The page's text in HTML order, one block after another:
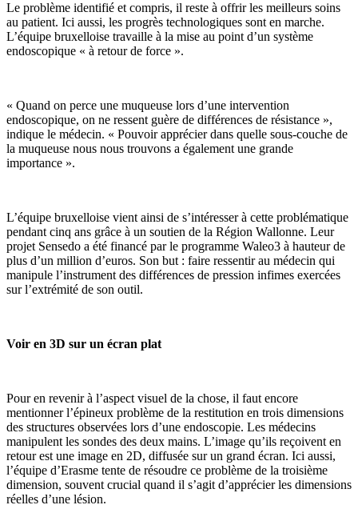
Le problème identifié et compris, il reste à offrir les meilleurs soins
au patient. Ici aussi, les progrès technologiques sont en marche.
L’équipe bruxelloise travaille à la mise au point d’un système
endoscopique « à retour de force ».
« Quand on perce une muqueuse lors d’une intervention
endoscopique, on ne ressent guère de différences de résistance »,
indique le médecin. « Pouvoir apprécier dans quelle sous-couche de
la muqueuse nous nous trouvons a également une grande
importance ».
L’équipe bruxelloise vient ainsi de s’intéresser à cette problématique
pendant cinq ans grâce à un soutien de la Région Wallonne. Leur
projet Sensedo a été financé par le programme Waleo3 à hauteur de
plus d’un million d’euros. Son but : faire ressentir au médecin qui
manipule l’instrument des différences de pression infimes exercées
sur l’extrémité de son outil.
Voir en 3D sur un écran plat
Pour en revenir à l’aspect visuel de la chose, il faut encore
mentionner l’épineux problème de la restitution en trois dimensions
des structures observées lors d’une endoscopie. Les médecins
manipulent les sondes des deux mains. L’image qu’ils reçoivent en
retour est une image en 2D, diffusée sur un grand écran. Ici aussi,
l’équipe d’Erasme tente de résoudre ce problème de la troisième
dimension, souvent crucial quand il s’agit d’apprécier les dimensions
réelles d’une lésion.